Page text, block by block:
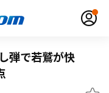
弾で若鷲が快